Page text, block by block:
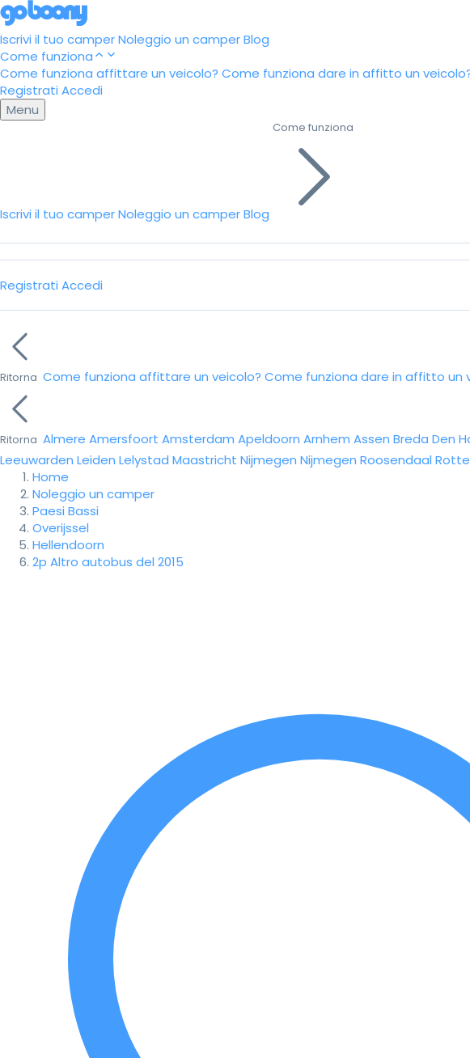
Iscrivi il tuo camperNoleggio un camperBlog
Come funziona
Come funziona affittare un veicolo? Come funziona dare in affitto un
Registrati Accedi
Menu
Iscrivi il tuo camperNoleggio un camperBlog
Come funziona
Registrati Accedi
Ritorna Come funziona affittare un veicolo? Come funziona dare in affitto un
Ritorna Almere Amersfoort Amsterdam Apeldoorn Arnhem Assen Breda Den
Leeuwarden Leiden Lelystad Maastricht Nijmegen Nijmegen Roosendaal
Home
Noleggio un camper
Paesi Bassi
Overijssel
Hellendoorn
2p Altro autobus del 2015